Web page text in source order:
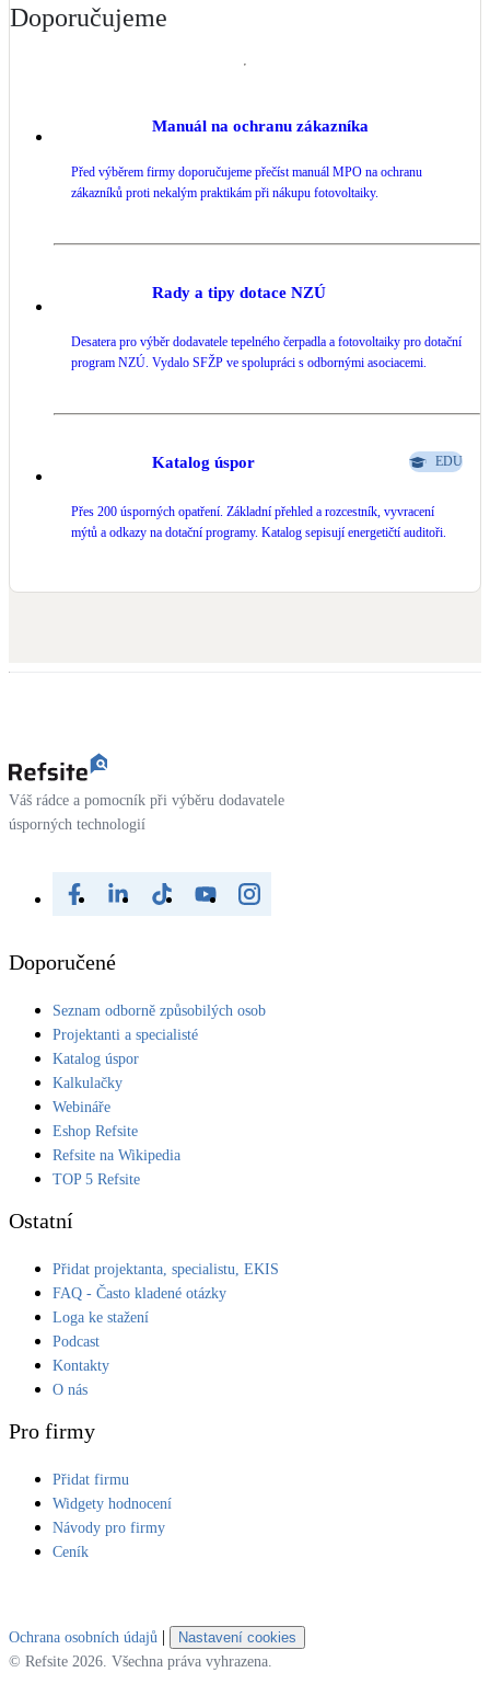
Malé i velké turbíny
Doporučujeme
Manuál na ochranu zákazníka
Před výběrem firmy doporučujeme přečíst manuál MPO na ochranu
zákazníků proti nekalým praktikám při nákupu fotovoltaiky.
Rady a tipy dotace NZÚ
Desatera pro výběr dodavatele tepelného čerpadla a fotovoltaiky pro dotační
program NZÚ. Vydalo SFŽP ve spolupráci s odbornými asociacemi.
Katalog úspor EDU
Přes 200 úsporných opatření. Základní přehled a rozcestník, vyvracení
mýtů a odkazy na dotační programy. Katalog sepisují energetičtí auditoři.
Váš rádce a pomocník při výběru dodavatele
úsporných technologií
Doporučené
Seznam odborně způsobilých osob
Projektanti a specialisté
Katalog úspor
Kalkulačky
Webináře
Eshop Refsite
Refsite na Wikipedia
TOP 5 Refsite
Ostatní
Přidat projektanta, specialistu, EKIS
FAQ - Často kladené otázky
Loga ke stažení
Podcast
Kontakty
O nás
Pro firmy
Přidat firmu
Widgety hodnocení
Návody pro firmy
Ceník
Ochrana osobních údajů |
Nastavení cookies
© Refsite 2026. Všechna práva vyhrazena.